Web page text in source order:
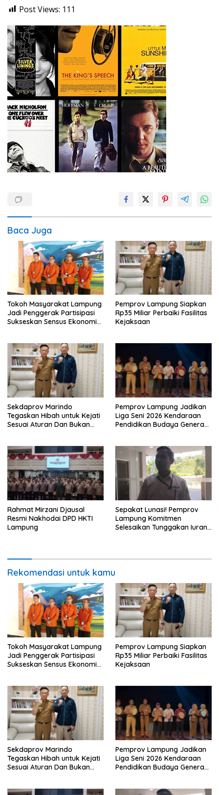
Post Views: 111
Baca Juga
Tokoh Masyarakat Lampung
Jadi Penggerak Partisipasi
Sukseskan Sensus Ekonomi
Pemprov Lampung Siapkan
Rp35 Miliar Perbaiki Fasilitas
Kejaksaan
Sekdaprov Marindo
Tegaskan Hibah untuk Kejati
Sesuai Aturan Dan Bukan
Pemprov Lampung Jadikan
Liga Seni 2026 Kendaraan
Pendidikan Budaya Generasi
Rahmat Mirzani Djausal
Resmi Nakhodai DPD HKTI
Lampung
Sepakat Lunasi! Pemprov
Lampung Komitmen
Selesaikan Tunggakan Iuran
Rekomendasi untuk kamu
Tokoh Masyarakat Lampung
Jadi Penggerak Partisipasi
Sukseskan Sensus Ekonomi
Pemprov Lampung Siapkan
Rp35 Miliar Perbaiki Fasilitas
Kejaksaan
Sekdaprov Marindo
Tegaskan Hibah untuk Kejati
Sesuai Aturan Dan Bukan
Pemprov Lampung Jadikan
Liga Seni 2026 Kendaraan
Pendidikan Budaya Generasi